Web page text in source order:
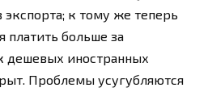
к тому же теперь
платить больше за
дешевых иностранных
Проблемы усугубляются